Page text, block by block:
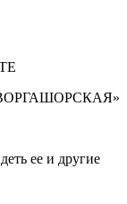
«ВОРГАШОРСКАЯ»
ее и другие